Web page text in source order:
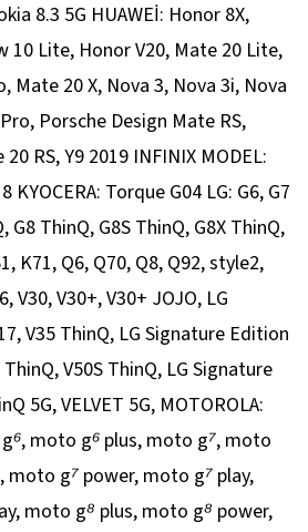
8.3 5G HUAWEİ: Honor 8X,
10 Lite, Honor V20, Mate 20 Lite,
Mate 20 X, Nova 3, Nova 3i, Nova
Porsche Design Mate RS,
RS, Y9 2019 INFINIX MODEL:
Torque G04 LG: G6, G7
G8 ThinQ, G8S ThinQ, G8X ThinQ,
K71, Q6, Q70, Q8, Q92, style2,
V30, V30+, V30+ JOJO, LG
V35 ThinQ, LG Signature Edition
V50S ThinQ, LG Signature
5G, VELVET 5G, MOTOROLA:
moto g⁶ plus, moto g⁷, moto
moto g⁷ power, moto g⁷ play,
moto g⁸ plus, moto g⁸ power,